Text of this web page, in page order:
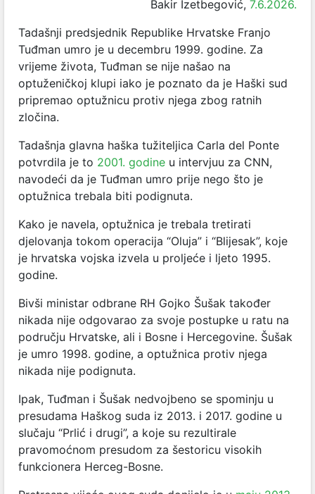
Bakir Izetbegović, 7.6.2026.
Tadašnji predsjednik Republike Hrvatske Franjo
Tuđman umro je u decembru 1999. godine. Za
vrijeme života, Tuđman se nije našao na
optuženičkoj klupi iako je poznato da je Haški sud
pripremao optužnicu protiv njega zbog ratnih
zločina.
Tadašnja glavna haška tužiteljica Carla del Ponte
potvrdila je to 2001. godine u intervjuu za CNN,
navodeći da je Tuđman umro prije nego što je
optužnica trebala biti podignuta.
Kako je navela, optužnica je trebala tretirati
djelovanja tokom operacija “Oluja” i “Blijesak”, koje
je hrvatska vojska izvela u proljeće i ljeto 1995.
godine.
Bivši ministar odbrane RH Gojko Šušak također
nikada nije odgovarao za svoje postupke u ratu na
području Hrvatske, ali i Bosne i Hercegovine. Šušak
je umro 1998. godine, a optužnica protiv njega
nikada nije podignuta.
Ipak, Tuđman i Šušak nedvojbeno se spominju u
presudama Haškog suda iz 2013. i 2017. godine u
slučaju “Prlić i drugi”, a koje su rezultirale
pravomoćnom presudom za šestoricu visokih
funkcionera Herceg-Bosne.